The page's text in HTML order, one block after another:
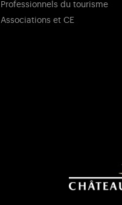
Professionnels du tourisme
Associations et CE